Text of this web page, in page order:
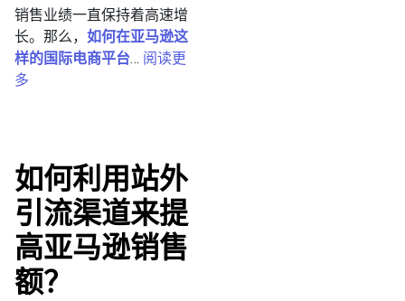
销售业绩一直保持着高速增
长。那么， 如何在亚马逊这
样的国际电商平台… 阅读更
多
如何利用站外
引流渠道来提
高亚马逊销售
额？